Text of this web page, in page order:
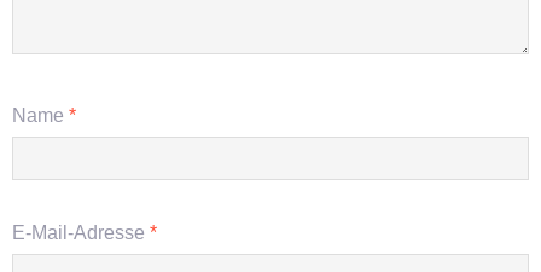
Name *
E-Mail-Adresse *